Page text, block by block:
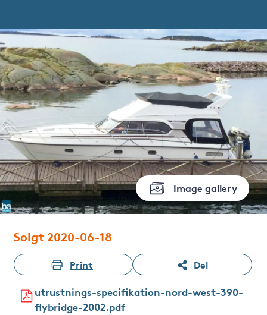
Image gallery
Solgt 2020-06-18
Print Del
utrustnings-specifikation-nord-west-390-
flybridge-2002.pdf